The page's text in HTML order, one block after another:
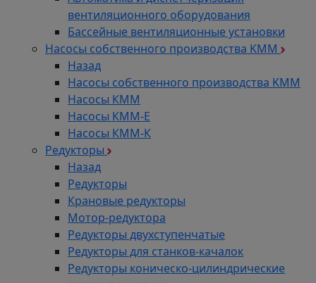
вентиляционного оборудования
Бассейные вентиляционные установки
Насосы собственного производства KMM
Назад
Насосы собственного производства KMM
Насосы КММ
Насосы КММ-Е
Насосы КММ-К
Редукторы
Назад
Редукторы
Крановые редукторы
Мотор-редуктора
Редукторы двухступенчатые
Редукторы для станков-качалок
Редукторы коническо-цилиндрические